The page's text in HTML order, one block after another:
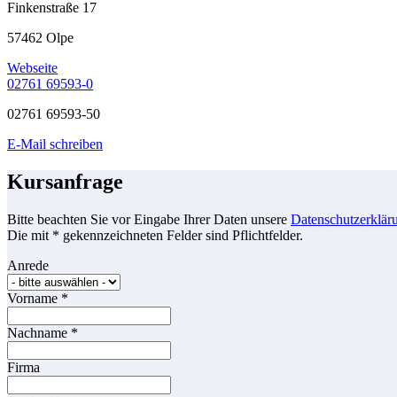
Finkenstraße 17
57462 Olpe
Webseite
02761 69593-0
02761 69593-50
E-Mail schreiben
Kursanfrage
Bitte beachten Sie vor Eingabe Ihrer Daten unsere
Die mit * gekennzeichneten Felder sind Pflichtfelder.
Anrede
Vorname *
Nachname *
Firma